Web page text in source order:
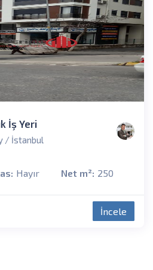
İş Yeri
/ İstanbul
Hayır Net m²: 250
İncele